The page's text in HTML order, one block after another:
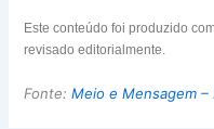
Este conteúdo foi produzido
revisado editorialmente.
Fonte:Meio e Mensagem